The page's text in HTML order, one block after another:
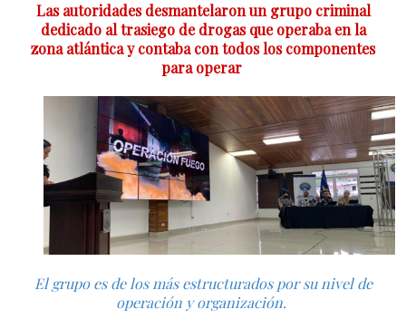
Las autoridades desmantelaron un grupo criminal
dedicado al trasiego de drogas que operaba en la
zona atlántica y contaba con todos los componentes
para operar
El grupo es de los más estructurados por su nivel de
operación y organización.